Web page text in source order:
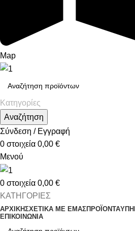
Map
Κατηγορίες
Αναζήτηση
Σύνδεση / Εγγραφή
0 στοιχεία 0,00 €
Μενού
0 στοιχεία 0,00 €
ΚΑΤΗΓΟΡΙΕΣ
ΑΡΧΙΚΗΣΧΕΤΙΚΑ ΜΕ ΕΜΑΣΠΡΟΪΟΝΤΑ
ΕΠΙΚΟΙΝΩΝΙΑ